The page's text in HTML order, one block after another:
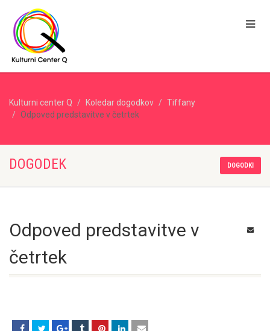
Kulturni center Q Koledar dogodkov
Tiffany
Odpoved predstavitve v četrtek
DOGODEK DOGODKI
Odpoved predstavitve v
četrtek